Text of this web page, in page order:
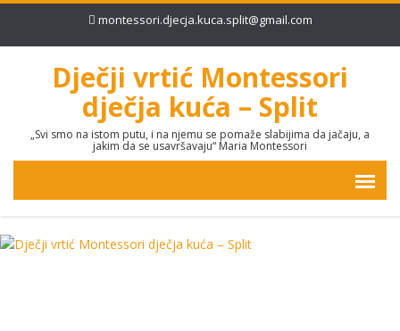
montessori.djecja.kuca.split@gmail.com
Dječji vrtić Montessori
dječja kuća – Split
„Svi smo na istom putu, i na njemu se pomaže slabijima da jačaju, a
jakim da se usavršavaju“ Maria Montessori